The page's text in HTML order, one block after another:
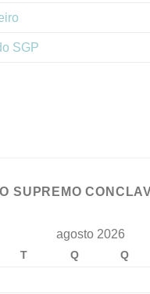
SGP
SUPREMO
agosto 2026
T Q Q